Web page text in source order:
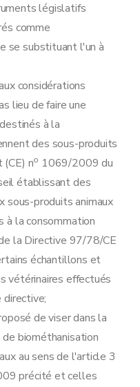
législatifs
comme
se substituant l'un à
considérations
lieu de faire une
à la
des sous-produits
no 1069/2009 du
établissant des
sous-produits animaux
à la consommation
la Directive 97/78/CE
échantillons et
vétérinaires effectués
de viser dans la
biométhanisation
au sens de l'article 3
précité et celles